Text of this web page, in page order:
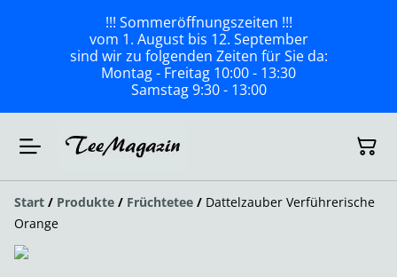
!!! Sommeröffnungszeiten !!!
vom 1. August bis 12. September
sind wir zu folgenden Zeiten für Sie da:
Montag - Freitag 10:00 - 13:30
Samstag 9:30 - 13:00
Start / Produkte / Früchtetee / Dattelzauber Verführerische
Orange